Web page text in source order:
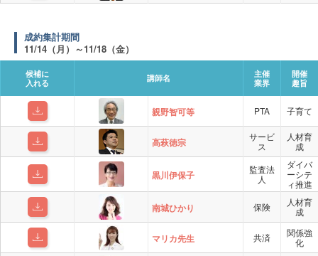
成約集計期間
11/14（月）～11/18（金）
候補に
入れる
講師名
主催
業界
開催
趣旨
親野智可等 PTA 子育て
高萩徳宗
サービ
ス
人材育
成
黒川伊保子
監査法
人
ダイバ
ーシテ
ィ推進
南城ひかり 保険
人材育
成
マリカ先生 共済
関係強
化